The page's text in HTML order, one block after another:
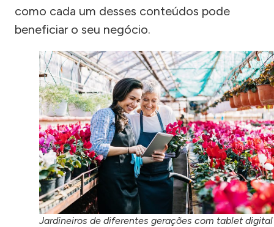
como cada um desses conteúdos pode
beneficiar o seu negócio.
Jardineiros de diferentes gerações com tablet digital